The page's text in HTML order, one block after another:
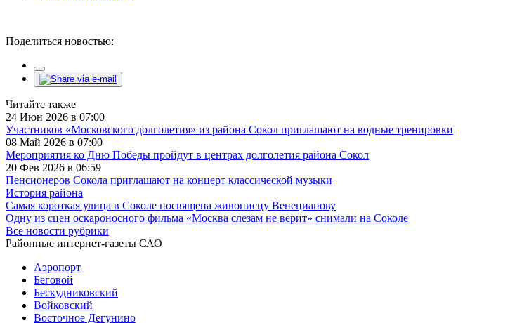
Поделиться новостью:
Читайте также
24 Июн 2026 в 07:00
Участников «Московского долголетия» из района Сокол приглашают на водные тренировки
08 Май 2026 в 07:00
Мероприятия ко Дню Победы пройдут в центрах долголетия района Сокол
20 Фев 2026 в 06:59
Пенсионеров Сокола приглашают на концерт классической музыки
История района
Самая короткая улица в Соколе посвящена живописцу Венецианову
Одну из сцен оскароносного фильма «Москва слезам не верит» снимали на Соколе
Все новости рубрики
Районные интернет-газеты САО
Аэропорт
Беговой
Бескудниковский
Войковский
Восточное Дегунино